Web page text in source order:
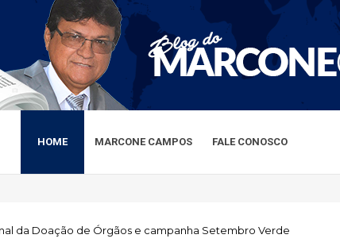
HOME MARCONE CAMPOS FALE CONOSCO
da Doação de Órgãos e campanha Setembro Verde